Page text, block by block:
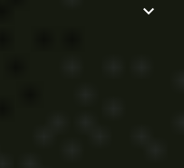
keyboard_arrow_down